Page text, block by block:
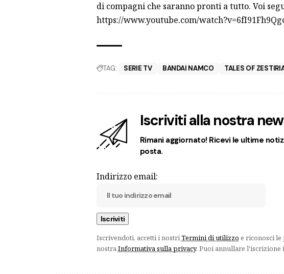
di compagni che saranno pronti a tutto. Voi
https://www.youtube.com/
TAG: SERIE TV BANDAI NAMCO TALES OF
Iscriviti alla nostra
Rimani aggiornato! Ricevi le ultime
posta.
Indirizzo email:
Iscrivendoti, accetti i nostriTermini di utilizzo e riconosci le
nostraInformativa sulla privacy. Puoi annullare l'iscrizione